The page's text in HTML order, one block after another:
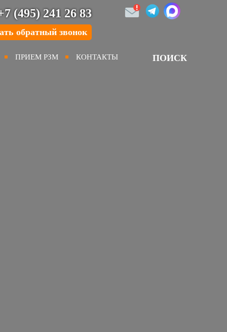
(495) 241 26 83
обратный звонок
ПРИЕМ РЗМ КОНТАКТЫ ПОИСК